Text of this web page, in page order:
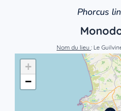
Phorcus
Nom du lieu : Le
+
−